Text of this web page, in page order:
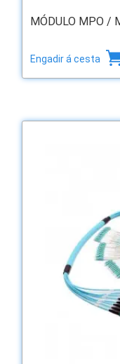
MÓDULO MPO /
Engadir á cesta